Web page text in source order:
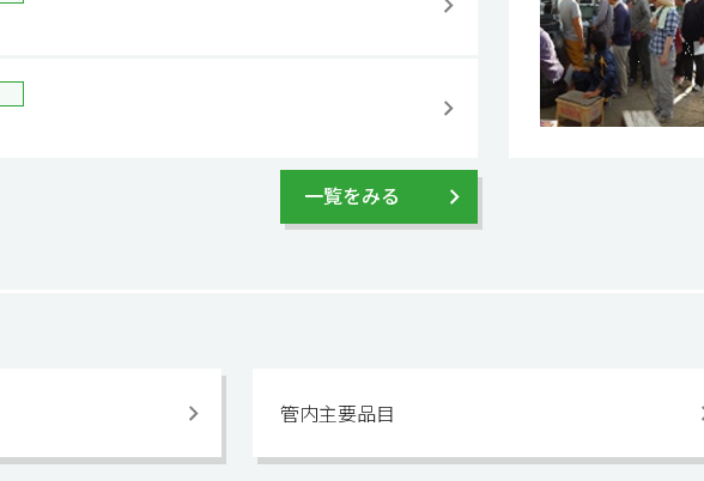
一覧をみる
管内主要品目